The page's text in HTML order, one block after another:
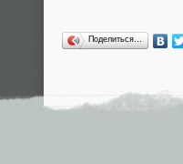
Поделиться…